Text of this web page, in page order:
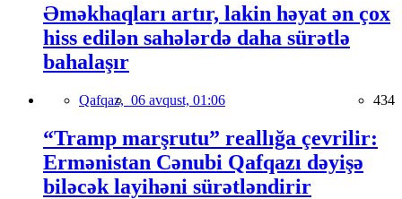
Əməkhaqları artır, lakin həyat ən çox
hiss edilən sahələrdə daha sürətlə
bahalaşır
Qafqaz, 06 avqust, 01:06 434
“Tramp marşrutu” reallığa çevrilir:
Ermənistan Cənubi Qafqazı dəyişə
biləcək layihəni sürətləndirir